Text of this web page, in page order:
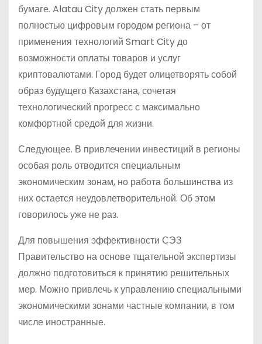
бумаге. Alatau City должен стать первым
полностью цифровым городом региона – от
применения технологий Smart City до
возможности оплаты товаров и услуг
криптовалютами. Город будет олицетворять собой
образ будущего Казахстана, сочетая
технологический прогресс с максимально
комфортной средой для жизни.
Следующее. В привлечении инвестиций в регионы
особая роль отводится специальным
экономическим зонам, но работа большинства из
них остается неудовлетворительной. Об этом
говорилось уже не раз.
Для повышения эффективности СЭЗ
Правительство на основе тщательной экспертизы
должно подготовиться к принятию решительных
мер. Можно привлечь к управлению специальными
экономическими зонами частные компании, в том
числе иностранные.